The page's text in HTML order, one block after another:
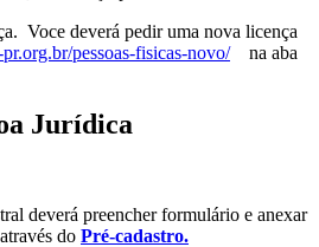
Voce deverá pedir uma nova licença
pessoas-fisicas-novo/na aba
Jurídica
deverá preencher formulário e anexar
do Pré-cadastro.